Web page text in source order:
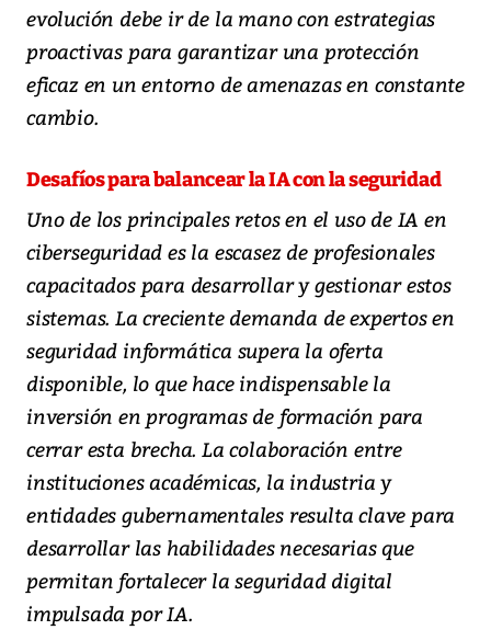
evolución debe ir de la mano con estrategias
proactivas para garantizar una protección
eficaz en un entorno de amenazas en constante
cambio.
Desafíos para balancear la IA con la seguridad
Uno de los principales retos en el uso de IA en
ciberseguridad es la escasez de profesionales
capacitados para desarrollar y gestionar estos
sistemas. La creciente demanda de expertos en
seguridad informática supera la oferta
disponible, lo que hace indispensable la
inversión en programas de formación para
cerrar esta brecha. La colaboración entre
instituciones académicas, la industria y
entidades gubernamentales resulta clave para
desarrollar las habilidades necesarias que
permitan fortalecer la seguridad digital
impulsada por IA.